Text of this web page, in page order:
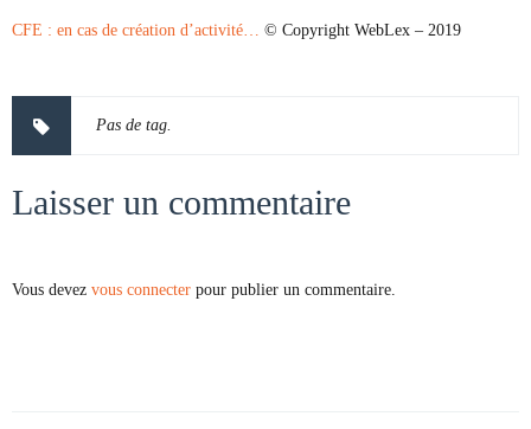
CFE : en cas de création d’activité… © Copyright WebLex – 2019
Pas de tag.
Laisser un commentaire
Vous devez vous connecter pour publier un commentaire.